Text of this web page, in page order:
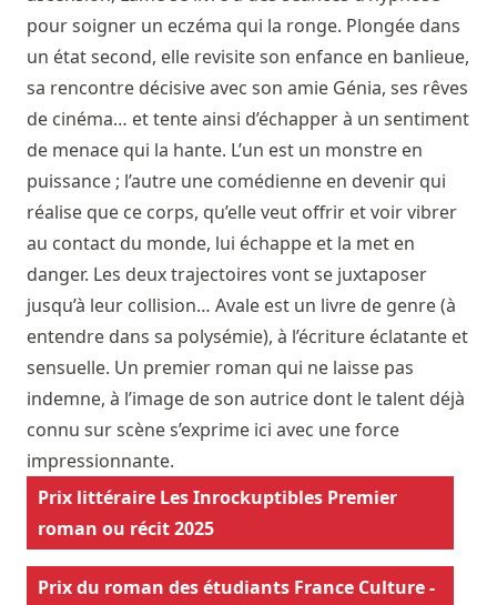
pour soigner un eczéma qui la ronge. Plongée dans
un état second, elle revisite son enfance en banlieue,
sa rencontre décisive avec son amie Génia, ses rêves
de cinéma… et tente ainsi d’échapper à un sentiment
de menace qui la hante. L’un est un monstre en
puissance ; l’autre une comédienne en devenir qui
réalise que ce corps, qu’elle veut offrir et voir vibrer
au contact du monde, lui échappe et la met en
danger. Les deux trajectoires vont se juxtaposer
jusqu’à leur collision… Avale est un livre de genre (à
entendre dans sa polysémie), à l’écriture éclatante et
sensuelle. Un premier roman qui ne laisse pas
indemne, à l’image de son autrice dont le talent déjà
connu sur scène s’exprime ici avec une force
impressionnante.
Prix littéraire Les Inrockuptibles Premier
roman ou récit 2025
Prix du roman des étudiants France Culture -